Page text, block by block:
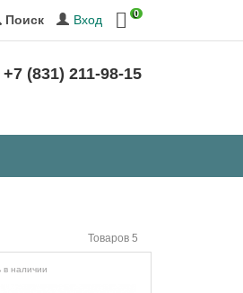
Поиск Вход 0
+7 (831) 211-98-15
Товаров 5
в наличии